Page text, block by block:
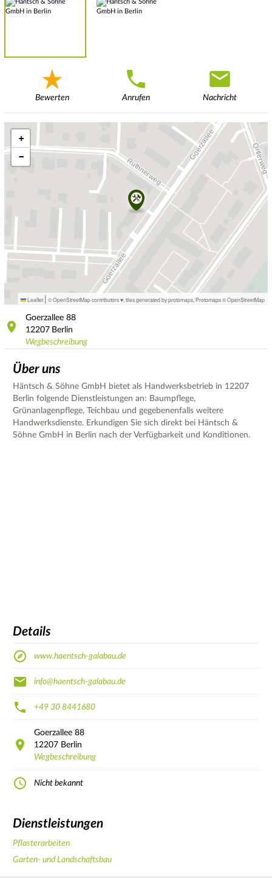
Bewerten Anrufen Nachricht
+
−
Leaflet | © OpenStreetMap contributors ♥, tiles generated by protomaps Protomaps©OpenStreetMap
Goerzallee 88
12207 Berlin
Wegbeschreibung
Über uns
Häntsch & Söhne GmbH bietet als Handwerksbetrieb in 12207
Berlin folgende Dienstleistungen an: Baumpflege,
Grünanlagenpflege, Teichbau und gegebenenfalls weitere
Handwerksdienste. Erkundigen Sie sich direkt bei Häntsch &
Söhne GmbH in Berlin nach der Verfügbarkeit und Konditionen.
Details
www.haentsch-galabau.de
info@haentsch-galabau.de
+49 30 8441680
Goerzallee 88
12207 Berlin
Wegbeschreibung
Nicht bekannt
Dienstleistungen
Pflasterarbeiten
Garten- und Landschaftsbau